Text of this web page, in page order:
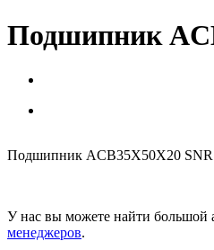
Подшипник
Подшипник ACB35X50X20 SNR
У нас вы можете найти большой
менеджеров.